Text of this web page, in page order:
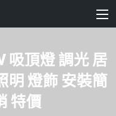
吸頂燈 調光 居
明 燈飾 安裝簡
特價